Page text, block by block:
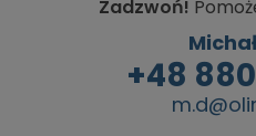
Zadzwoń!
+48 880